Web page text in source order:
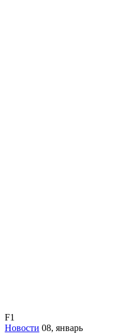
F1
Новости 08, январь